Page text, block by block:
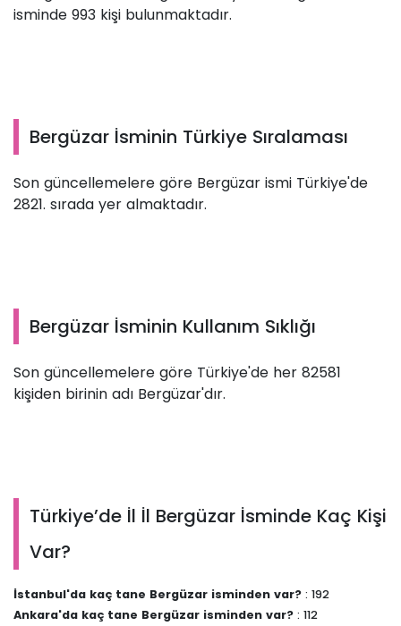
isminde 993 kişi bulunmaktadır.
Bergüzar İsminin Türkiye Sıralaması
Son güncellemelere göre Bergüzar ismi Türkiye'de
2821. sırada yer almaktadır.
Bergüzar İsminin Kullanım Sıklığı
Son güncellemelere göre Türkiye'de her 82581
kişiden birinin adı Bergüzar'dır.
Türkiye’de İl İl Bergüzar İsminde Kaç Kişi
Var?
İstanbul'da kaç tane Bergüzar isminden var? : 192
Ankara'da kaç tane Bergüzar isminden var? : 112